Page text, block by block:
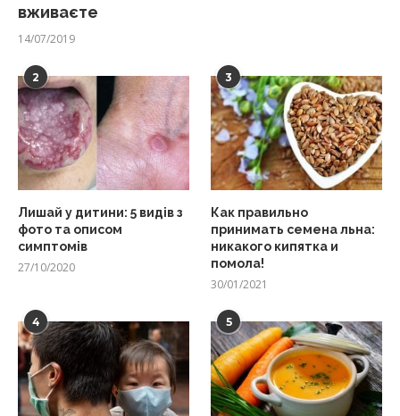
вживаєте
14/07/2019
2
Лишай у дитини: 5 видів з
фото та описом
симптомів
27/10/2020
3
Как правильно
принимать семена льна:
никакого кипятка и
помола!
30/01/2021
4 5